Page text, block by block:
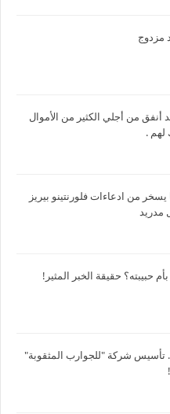
مزدوج
أنفق من أجلي الكثير من الأموال
لهم .
يسخر من ادعاءات فلورنتينو بيريز
مدريد
حبيبته؟ حقيقة الخبر المثير!
تأسيس شركة "للجوارب المثقوبة"